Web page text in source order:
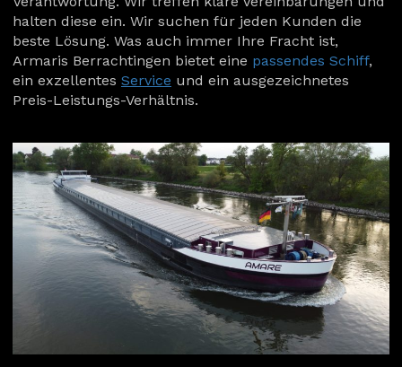
halten diese ein. Wir suchen für jeden Kunden die
beste Lösung. Was auch immer Ihre Fracht ist,
Armaris Berrachtingen bietet eine passendes Schiff,
ein exzellentes Service und ein ausgezeichnetes
Preis-Leistungs-Verhältnis.